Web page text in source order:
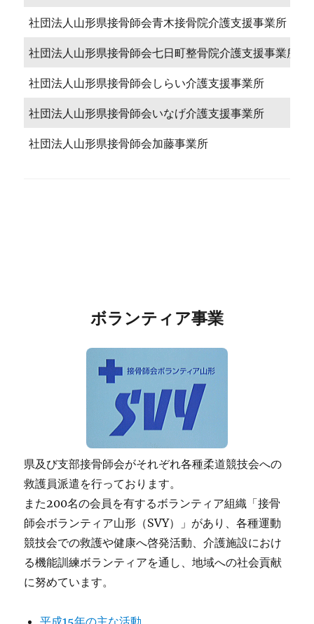
社団法人山形県接骨師会青木接骨院介護支援事業所
社団法人山形県接骨師会七日町整骨院介護支援事業所
社団法人山形県接骨師会しらい介護支援事業所
社団法人山形県接骨師会いなげ介護支援事業所
社団法人山形県接骨師会加藤事業所
ボランティア事業
県及び支部接骨師会がそれぞれ各種柔道競技会への
救護員派遣を行っております。
また200名の会員を有するボランティア組織「接骨
師会ボランティア山形（SVY）」があり、各種運動
競技会での救護や健康へ啓発活動、介護施設におけ
る機能訓練ボランティアを通し、地域への社会貢献
に努めています。
平成15年の主な活動